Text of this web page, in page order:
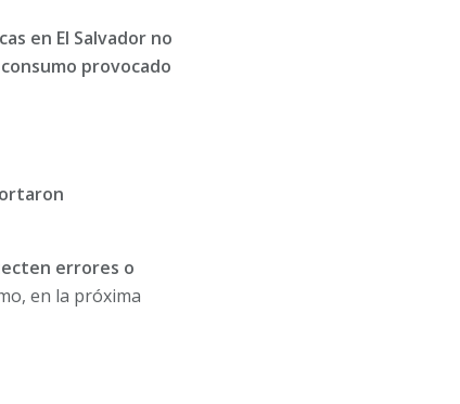
en El Salvador no
provocado
errores o
en la próxima